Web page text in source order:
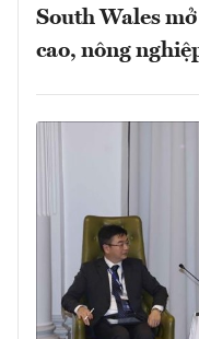
cao, nông